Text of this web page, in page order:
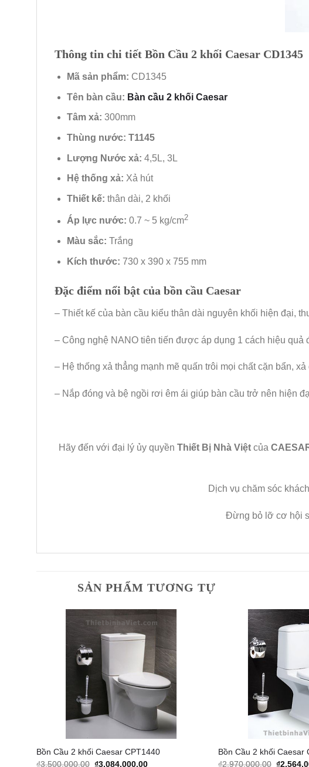
Thông tin chi tiết Bồn Cầu 2 khối Caesar CD1345
Mã sản phẩm: CD1345
Tên bàn cầu: Bàn cầu 2 khối Caesar
Tâm xả: 300mm
Thùng nước: T1145
Lượng Nước xả: 4,5L, 3L
Hệ thống xả: Xả hút
Thiết kế: thân dài, 2 khối
Áp lực nước: 0.7 ~ 5 kg/cm2
Màu sắc: Trắng
Kích thước: 730 x 390 x 755 mm
Đặc điểm nổi bật của bồn cầu Caesar
– Thiết kế của bàn cầu kiểu thân dài nguyên khối hiện đại,
– Công nghệ NANO tiên tiến được áp dụng 1 cách hiệu
– Hệ thống xả thẳng mạnh mẽ quấn trôi mọi chất cặn bẩn,
– Nắp đóng và bệ ngồi rơi êm ái giúp bàn cầu trở nên hiện
Hãy đến với đại lý ủy quyền Thiết Bị Nhà Việt của
Dịch vụ chăm sóc
Đừng bỏ lỡ cơ hội
SẢN PHẨM TƯƠNG TỰ
Wishlist
Bồn Cầu 2 khối Caesar CPT1440
₫3,500,000.00 Original
₫3,084,000.00Current
Bồn Cầu 2 khối Caesar
₫2,970,000.00 Original
₫